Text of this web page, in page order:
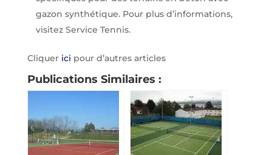
gazon synthétique. Pour plus d’informations,
visitez Service Tennis.
Cliquer ici pour d’autres articles
Publications Similaires :